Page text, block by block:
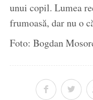
unui copil. Lumea
frumoasă, dar nu o
Foto: Bogdan